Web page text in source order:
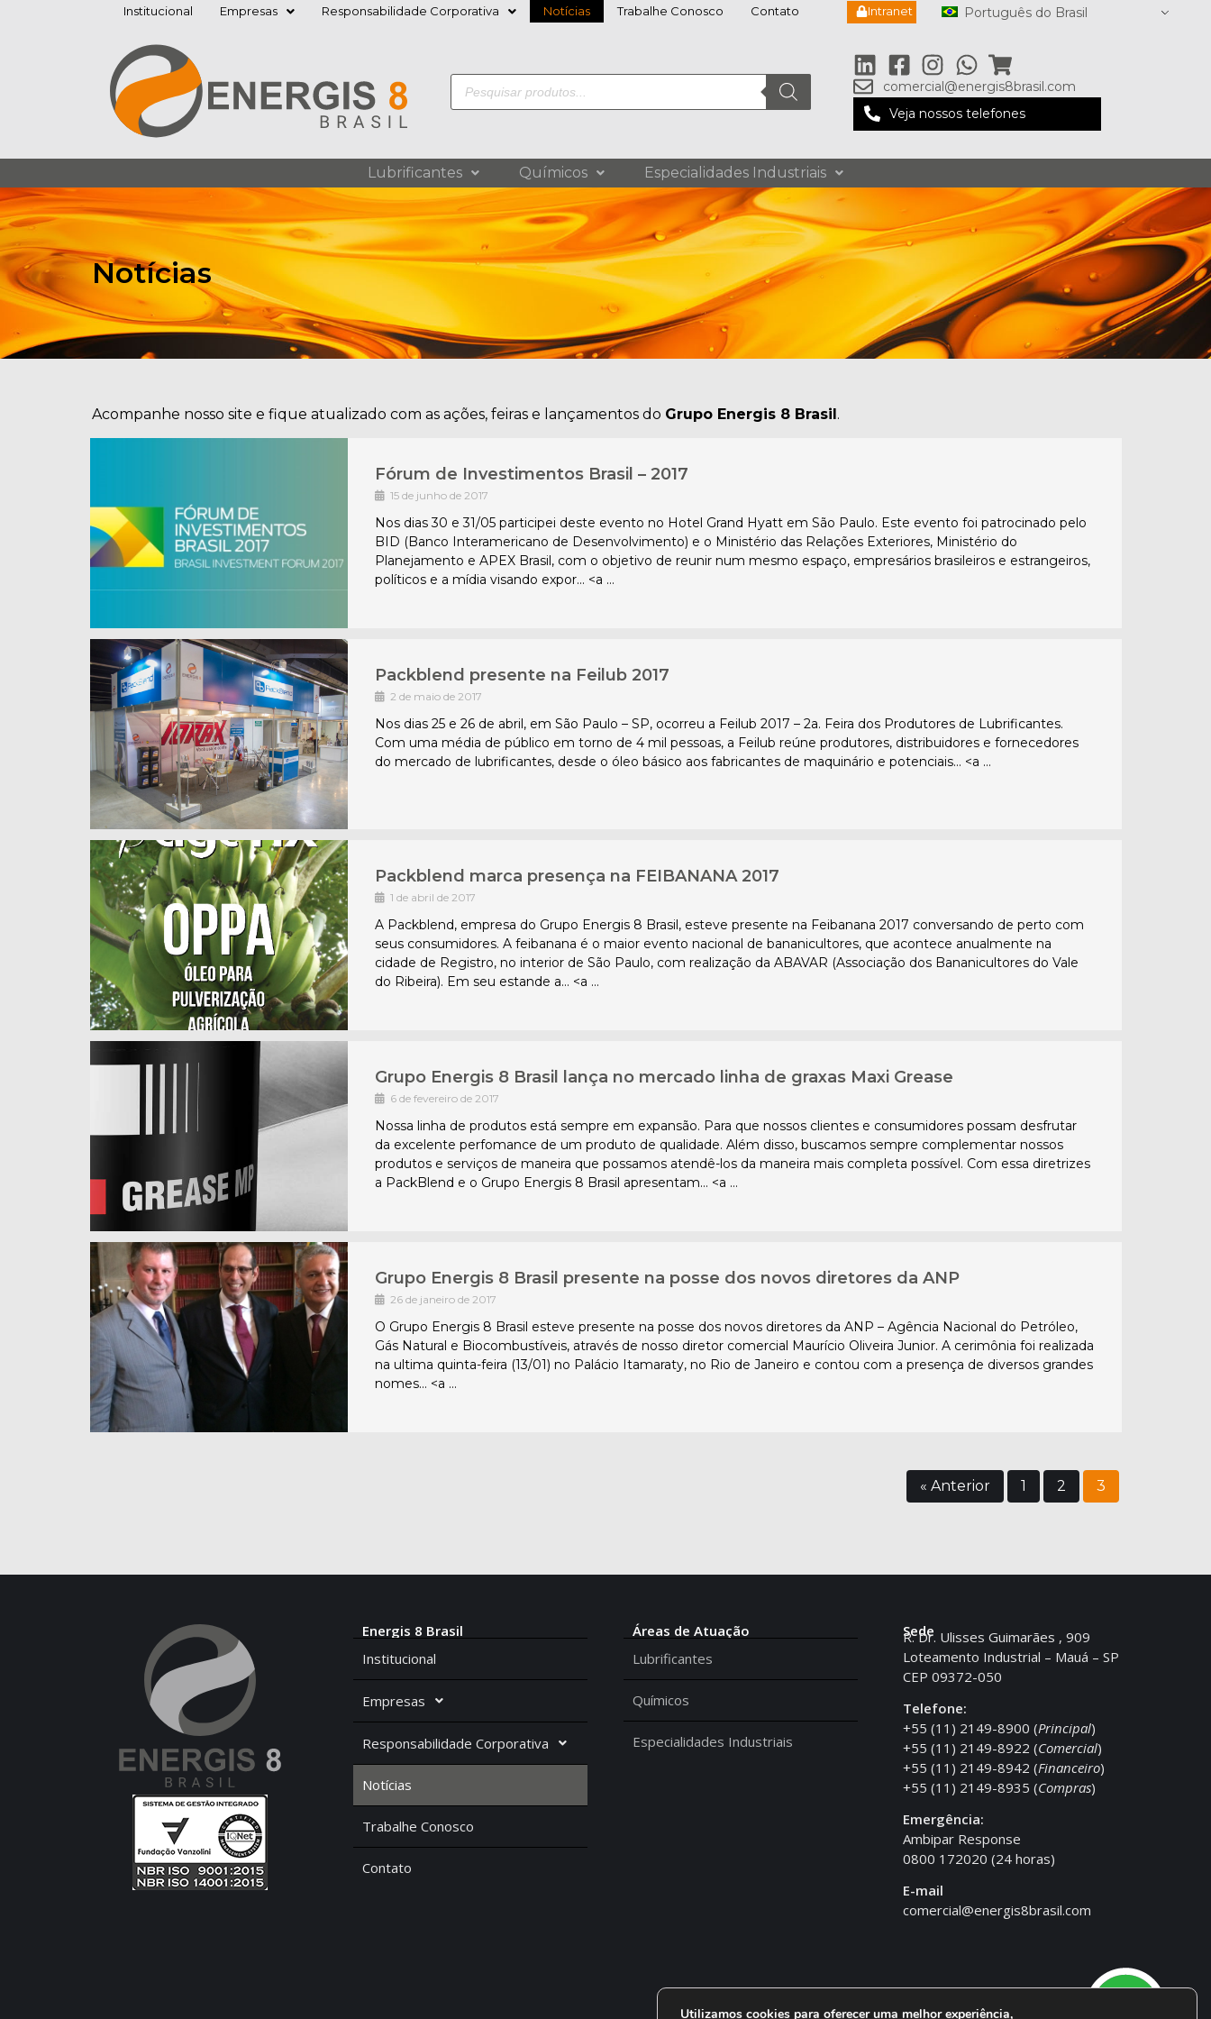
Institucional Empresas Responsabilidade Corporativa Notícias Trabalhe Conosco Contato Intranet Português do Brasil
comercial@energis8brasil.com
Veja nossos telefones
Lubrificantes Químicos Especialidades Industriais
Notícias
Acompanhe nosso site e fique atualizado com as ações, feiras e lançamentos do Grupo Energis 8 Brasil.
Fórum de Investimentos Brasil – 2017
15 de junho de 2017
Nos dias 30 e 31/05 participei deste evento no Hotel Grand Hyatt em São Paulo. Este evento foi patrocinado pelo
BID (Banco Interamericano de Desenvolvimento) e o Ministério das Relações Exteriores, Ministério do
Planejamento e APEX Brasil, com o objetivo de reunir num mesmo espaço, empresários brasileiros e estrangeiros,
políticos e a mídia visando expor… <a …
Packblend presente na Feilub 2017
2 de maio de 2017
Nos dias 25 e 26 de abril, em São Paulo – SP, ocorreu a Feilub 2017 – 2a. Feira dos Produtores de Lubrificantes.
Com uma média de público em torno de 4 mil pessoas, a Feilub reúne produtores, distribuidores e fornecedores
do mercado de lubrificantes, desde o óleo básico aos fabricantes de maquinário e potenciais… <a …
Packblend marca presença na FEIBANANA 2017
1 de abril de 2017
A Packblend, empresa do Grupo Energis 8 Brasil, esteve presente na Feibanana 2017 conversando de perto com
seus consumidores. A feibanana é o maior evento nacional de bananicultores, que acontece anualmente na
cidade de Registro, no interior de São Paulo, com realização da ABAVAR (Associação dos Bananicultores do Vale
do Ribeira). Em seu estande a… <a …
Grupo Energis 8 Brasil lança no mercado linha de graxas Maxi Grease
6 de fevereiro de 2017
Nossa linha de produtos está sempre em expansão. Para que nossos clientes e consumidores possam desfrutar
da excelente perfomance de um produto de qualidade. Além disso, buscamos sempre complementar nossos
produtos e serviços de maneira que possamos atendê-los da maneira mais completa possível. Com essa diretrizes
a PackBlend e o Grupo Energis 8 Brasil apresentam… <a …
Grupo Energis 8 Brasil presente na posse dos novos diretores da ANP
26 de janeiro de 2017
O Grupo Energis 8 Brasil esteve presente na posse dos novos diretores da ANP – Agência Nacional do Petróleo,
Gás Natural e Biocombustíveis, através de nosso diretor comercial Maurício Oliveira Junior. A cerimônia foi realizada
na ultima quinta-feira (13/01) no Palácio Itamaraty, no Rio de Janeiro e contou com a presença de diversos grandes
nomes… <a …
« Anterior 1 2 3
Energis 8 Brasil
Institucional
Empresas
Responsabilidade Corporativa
Notícias
Trabalhe Conosco
Contato
Áreas de Atuação
Lubrificantes
Químicos
Especialidades Industriais
Sede
R. Dr. Ulisses Guimarães , 909
Loteamento Industrial – Mauá – SP
CEP 09372-050
Telefone:
+55 (11) 2149-8900 (Principal)
+55 (11) 2149-8922 (Comercial)
+55 (11) 2149-8942 (Financeiro)
+55 (11) 2149-8935 (Compras)
Emergência:
Ambipar Response
0800 172020 (24 horas)
E-mail
comercial@energis8brasil.com
Utilizamos cookies para oferecer uma melhor experiência,